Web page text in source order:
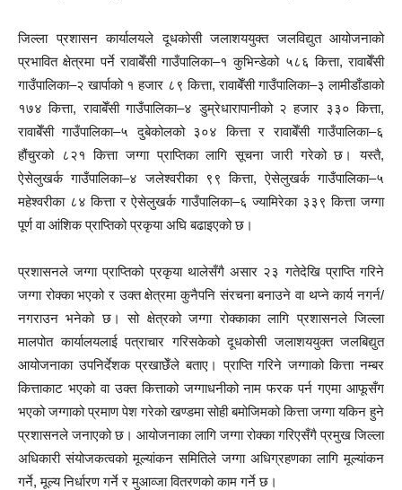
जिल्ला प्रशासन कार्यालयले दूधकोसी जलाशययुक्त जलविद्युत आयोजनाको
प्रभावित क्षेत्रमा पर्ने रावाबेँसी गाउँपालिका–१ कुभिन्डेको ५८६ कित्ता, रावाबेँसी
गाउँपालिका–२ खार्पाको १ हजार ८९ कित्ता, रावाबेँसी गाउँपालिका–३ लामीडाँडाको
१७४ कित्ता, रावाबेँसी गाउँपालिका–४ डुम्रेधारापानीको २ हजार ३३० कित्ता,
रावाबेँसी गाउँपालिका–५ दुबेकोलको ३०४ कित्ता र रावाबेँसी गाउँपालिका–६
हौंचुरको ८२१ कित्ता जग्गा प्राप्तिका लागि सूचना जारी गरेको छ। यस्तै,
ऐसेलुखर्क गाउँपालिका–४ जलेश्वरीका ९९ कित्ता, ऐसेलुखर्क गाउँपालिका–५
महेश्वरीका ८४ कित्ता र ऐसेलुखर्क गाउँपालिका–६ ज्यामिरेका ३३९ कित्ता जग्गा
पूर्ण वा आंशिक प्राप्तिको प्रकृया अघि बढाइएको छ।
प्रशासनले जग्गा प्राप्तिको प्रकृया थालेसँगै असार २३ गतेदेखि प्राप्ति गरिने
जग्गा रोक्का भएको र उक्त क्षेत्रमा कुनैपनि संरचना बनाउने वा थप्ने कार्य नगर्न/
नगराउन भनेको छ। सो क्षेत्रको जग्गा रोक्काका लागि प्रशासनले जिल्ला
मालपोत कार्यालयलाई पत्राचार गरिसकेको दूधकोसी जलाशययुक्त जलबिद्युत
आयोजनाका उपनिर्देशक प्रखाछेँले बताए। प्राप्ति गरिने जग्गाको कित्ता नम्बर
कित्ताकाट भएको वा उक्त कित्ताको जग्गाधनीको नाम फरक पर्न गएमा आफूसँग
भएको जग्गाको प्रमाण पेश गरेको खण्डमा सोही बमोजिमको कित्ता जग्गा यकिन हुने
प्रशासनले जनाएको छ। आयोजनाका लागि जग्गा रोक्का गरिएसँगै प्रमुख जिल्ला
अधिकारी संयोजकत्वको मूल्यांकन समितिले जग्गा अधिग्रहणका लागि मूल्यांकन
गर्ने, मूल्य निर्धारण गर्ने र मुआव्जा वितरणको काम गर्ने छ।